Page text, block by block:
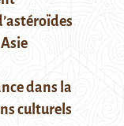
dans la
culturels